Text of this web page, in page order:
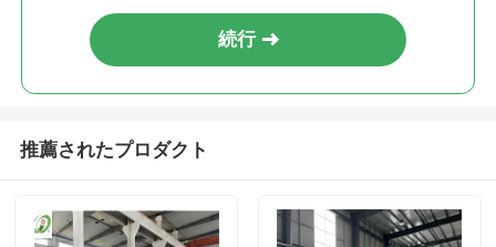
続行
推薦されたプロダクト